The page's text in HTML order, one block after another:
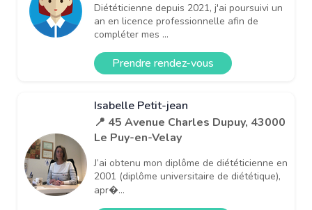
Diététicienne depuis 2021, j'ai poursuivi un
an en licence professionnelle afin de
compléter mes ...
Prendre rendez-vous
Isabelle Petit-jean
📍 45 Avenue Charles Dupuy, 43000
Le Puy-en-Velay
J’ai obtenu mon diplôme de diététicienne en
2001 (diplôme universitaire de diététique),
apr�...